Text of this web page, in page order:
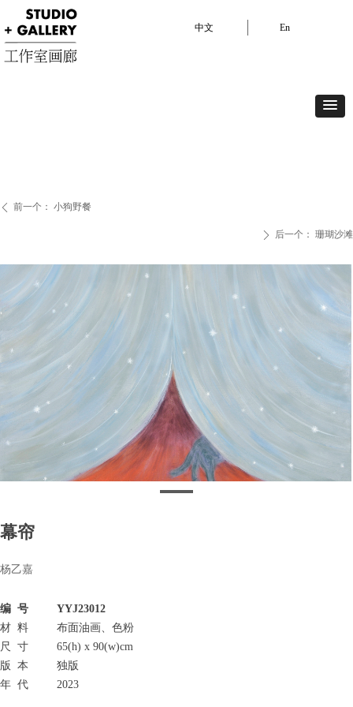
关于我们
中文 En
幕帘
编 号 YYJ23012
材 料 布面油画、色粉
尺 寸 65(h) x 90(w)cm
版 本 独版
年 代 2023
杨乙嘉
ꄴ 前一个： 小狗野餐
ꄲ 后一个： 珊瑚沙滩
中文 En